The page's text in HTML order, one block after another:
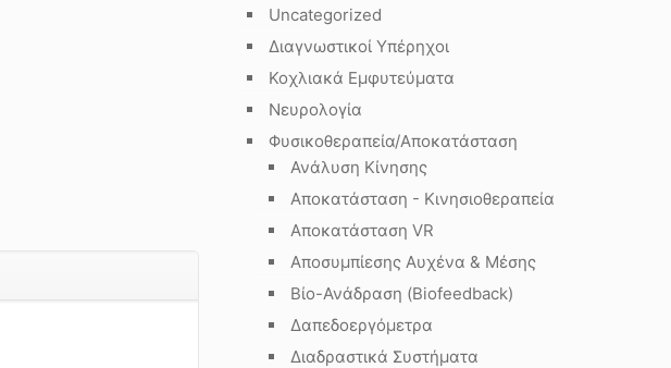
Uncategorized
Διαγνωστικοί Υπέρηχοι
Κοχλιακά Εμφυτεύματα
Νευρολογία
Φυσικοθεραπεία/Αποκατάσταση
Ανάλυση Κίνησης
Αποκατάσταση - Κινησιοθεραπεία
Αποκατάσταση VR
Αποσυμπίεσης Αυχένα & Μέσης
Βίο-Ανάδραση (Biofeedback)
Δαπεδοεργόμετρα
Διαδραστικά Συστήματα